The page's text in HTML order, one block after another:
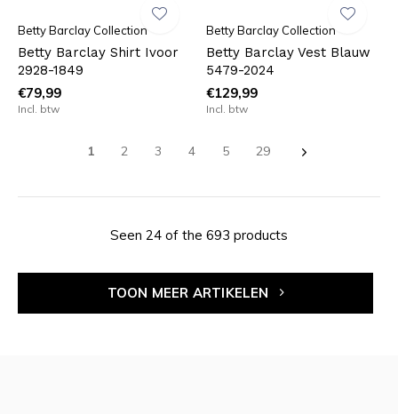
Betty Barclay Collection
Betty Barclay Shirt Ivoor
2928-1849
€79,99
Incl. btw
Betty Barclay Collection
Betty Barclay Vest Blauw
5479-2024
€129,99
Incl. btw
1 2 3 4 5 29
Seen 24 of the 693 products
TOON MEER ARTIKELEN